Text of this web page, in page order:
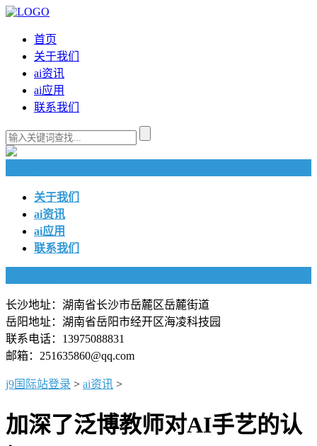
首页
关于我们
ai资讯
ai应用
联系我们
关于我们
ai资讯
ai应用
联系我们
长沙地址：湖南省长沙市岳麓区岳麓街道
岳阳地址：湖南省岳阳市经开区海凌科技园
联系电话：13975088831
邮箱：251635860@qq.com
j9国际站登录 > ai资讯 >
加深了泛博教师对AI手艺的认